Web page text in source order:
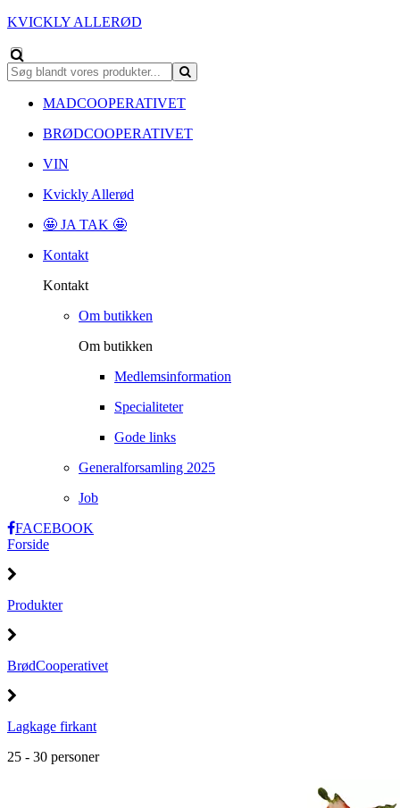
KVICKLY ALLERØD
MADCOOPERATIVET
BRØDCOOPERATIVET
VIN
Kvickly Allerød
🤩 JA TAK 🤩
Kontakt
Kontakt
Om butikken
Om butikken
Medlemsinformation
Specialiteter
Gode links
Generalforsamling 2025
Job
FACEBOOK
Forside
Produkter
BrødCooperativet
Lagkage firkant
25 - 30 personer